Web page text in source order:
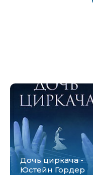
Дочь циркача -
Юстейн Гордер